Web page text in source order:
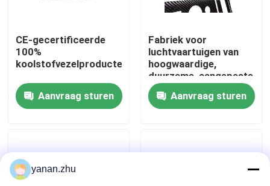
Neem contact met ons op
Nieuws
AAC-Autoclaaf
CE-gecertificeerde
100%
koolstofvezelproducten
Aanvraag sturen
Fabriek voor
luchtvaartuigen van
hoogwaardige,
duurzame, aangepaste
koolstofvezels
Aanvraag sturen
yanan.zhu